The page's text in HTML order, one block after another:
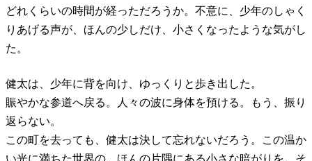
どれくらいの時間が経っただろうか。不意に、少年のしゃく
りあげる声が、ほんの少しだけ、小さくなったような気がし
た。
健太は、少年に背を向け、ゆっくりと歩き出した。
賑やかな参道へ戻る。人々の波に身体を預ける。もう、振り
返らない。
この町を去っても、健太は決して忘れないだろう。この温か
い光に満ちた世界の、ほんの片隅にある小さな暗がりを。そ